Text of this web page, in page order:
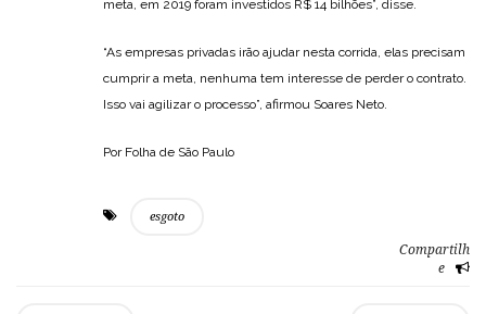
meta, em 2019 foram investidos R$ 14 bilhões”, disse.
“As empresas privadas irão ajudar nesta corrida, elas precisam
cumprir a meta, nenhuma tem interesse de perder o contrato.
Isso vai agilizar o processo”, afirmou Soares Neto.
Por Folha de São Paulo
esgoto
Compartilh
e